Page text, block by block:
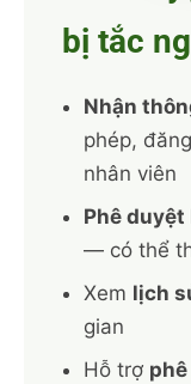
bị tắc
Nhận
phép,
nhân viên
Phê
— có thể
Xem lịch
gian
Hỗ trợ